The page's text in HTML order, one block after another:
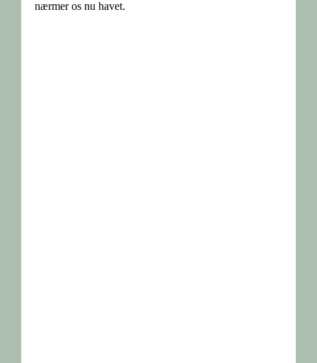
nærmer os nu havet.